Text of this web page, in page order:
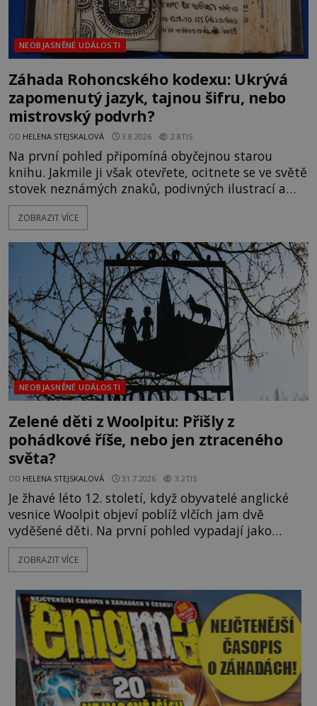
NEOBJASNĚNÉ UDÁLOSTI
Záhada Rohoncského kodexu: Ukrývá
zapomenutý jazyk, tajnou šifru, nebo
mistrovský podvrh?
OD HELENA STEJSKALOVÁ 3.8.2026 2.8TIS
Na první pohled připomíná obyčejnou starou
knihu. Jakmile ji však otevřete, ocitnete se ve světě
stovek neznámých znaků, podivných ilustrací a
textu, který už téměř dvě století vzdoruje všem
pokusům o rozluštění. Rohoncský kodex patří mezi
jistotou neví, kdo jej napsal, kdy vznikl ani co
vlastně vypráví. Rohoncský kodex se poprvé
objevuje v roce
ZOBRAZIT VÍCE
NEOBJASNĚNÉ UDÁLOSTI
Zelené děti z Woolpitu: Přišly z
pohádkové říše, nebo jen ztraceného
světa?
OD HELENA STEJSKALOVÁ 31.7.2026 3.2TIS
Je žhavé léto 12. století, když obyvatelé anglické
vesnice Woolpit objeví poblíž vlčích jam dvě
vyděšené děti. Na první pohled vypadají jako
každé jiné, až na jednu děsivou výjimku. Jejich
kůže má nazelenalý odstín, mluví
kromě syrových bobů. Příběh se rychle stává
jednou z největších záhad středověké Anglie a ani
po téměř devíti stech letech není
ZOBRAZIT VÍCE